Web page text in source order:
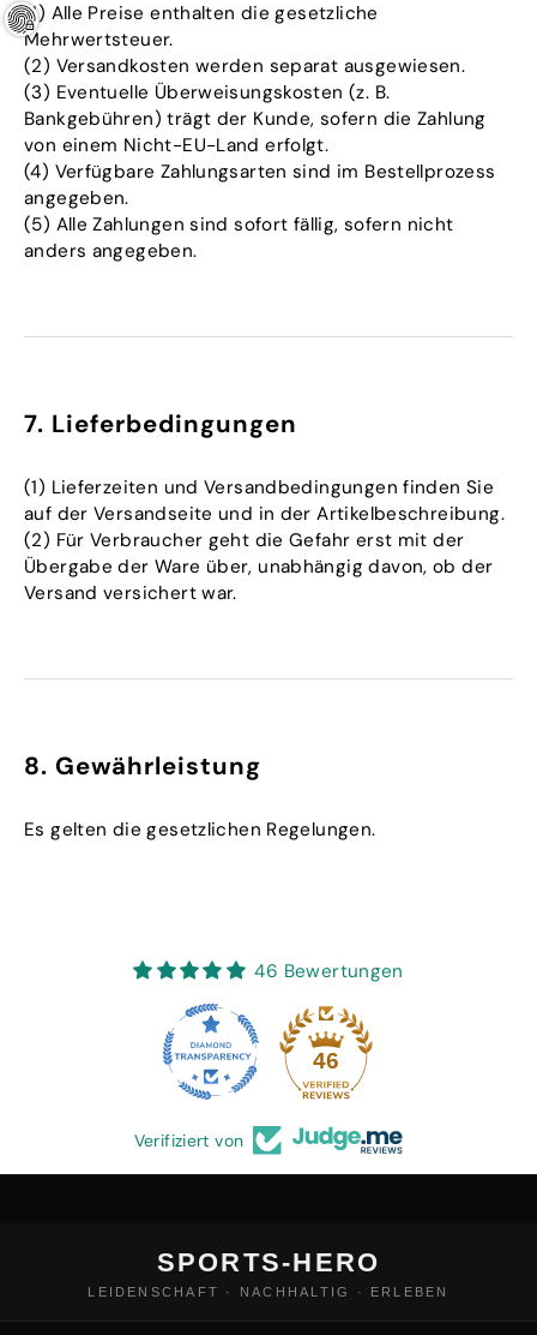
(1) Alle Preise enthalten die gesetzliche
Mehrwertsteuer.
(2) Versandkosten werden separat ausgewiesen.
(3) Eventuelle Überweisungskosten (z. B.
Bankgebühren) trägt der Kunde, sofern die Zahlung
von einem Nicht-EU-Land erfolgt.
(4) Verfügbare Zahlungsarten sind im Bestellprozess
angegeben.
(5) Alle Zahlungen sind sofort fällig, sofern nicht
anders angegeben.
7. Lieferbedingungen
(1) Lieferzeiten und Versandbedingungen finden Sie
auf der Versandseite und in der Artikelbeschreibung.
(2) Für Verbraucher geht die Gefahr erst mit der
Übergabe der Ware über, unabhängig davon, ob der
Versand versichert war.
8. Gewährleistung
Es gelten die gesetzlichen Regelungen.
46 Bewertungen
46
Verifiziert von
SPORTS-HERO
LEIDENSCHAFT · NACHHALTIG · ERLEBEN